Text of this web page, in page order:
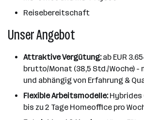
Reisebereitschaft
Unser Angebot
Attraktive Vergütung:ab EUR
brutto/Monat (38,5 Std./Woche)
und abhängig von Erfahrung &
Flexible Arbeitsmodelle:Hybrides
bis zu 2 Tage Homeoffice pro